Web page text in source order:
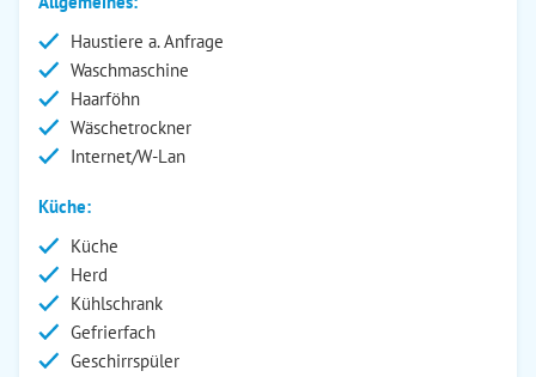
Haustiere a. Anfrage
Waschmaschine
Haarföhn
Wäschetrockner
Internet/W-Lan
Küche:
Küche
Herd
Kühlschrank
Gefrierfach
Geschirrspüler